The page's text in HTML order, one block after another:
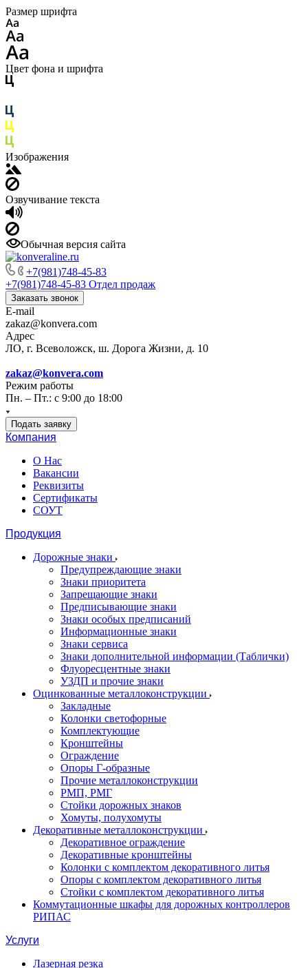
Размер шрифта
Цвет фона и шрифта
Изображения
Озвучивание текста
Обычная версия сайта
+7(981)748-45-83
+7(981)748-45-83 Отдел продаж
Заказать звонок
E-mail
zakaz@konvera.com
Адрес
ЛО, г. Всеволожск, ш. Дорога Жизни, д. 10
zakaz@konvera.com
Режим работы
Пн. – Пт.: с 9:00 до 18:00
Подать заявку
Компания
О Нас
Вакансии
Реквизиты
Сертификаты
СОУТ
Продукция
Дорожные знаки
Предупреждающие знаки
Знаки приоритета
Запрещающие знаки
Предписывающие знаки
Знаки особых предписаний
Информационные знаки
Знаки сервиса
Знаки дополнительной информации (Таблички)
Флуоресцентные знаки
УЗДП и прочие знаки
Оцинкованные металлоконструкции
Закладные
Колонки светофорные
Комплектующие
Кронштейны
Ограждение
Опоры Г-образные
Прочие металлоконструкции
РМП, РМГ
Стойки дорожных знаков
Хомуты, полухомуты
Декоративные металлоконструкции
Декоративное ограждение
Декоративные кронштейны
Колонки с комплектом декоративного литья
Опоры с комплектом декоративного литья
Стойки с комплектом декоративного литья
Коммутационные шкафы для дорожных контроллеров
РИПАС
Услуги
Лазерная резка